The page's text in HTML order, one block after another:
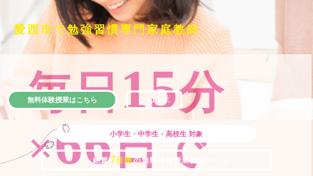
愛西市で勉強習慣専門家庭教師
毎日15分
×66日で
小学生・中学生・高校生 対象
＼ 絶賛 7 日間の無料体験授業実施中!! ／
無料体験授業はこちら 公式LINE